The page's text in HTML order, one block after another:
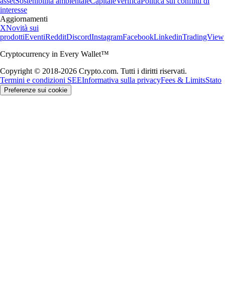
interesse
Aggiornamenti
XNovità sui
prodottiEventiRedditDiscordInstagramFacebookLinkedinTradingView
Cryptocurrency in Every Wallet™
Copyright © 2018-2026 Crypto.com. Tutti i diritti riservati.
Termini e condizioni SEEInformativa sulla privacyFees & LimitsStato
Preferenze sui cookie